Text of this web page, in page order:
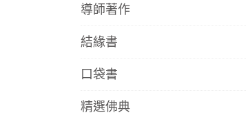
導師著作
結緣書
口袋書
精選佛典